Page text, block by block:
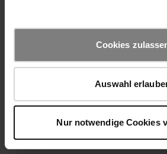
Cookies
Auswahl
Nur notwendige Cookies